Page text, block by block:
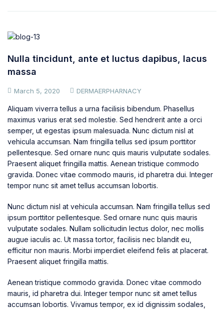
Nulla tincidunt, ante et luctus dapibus, lacus
massa
March 5, 2020 DERMAERPHARNACY
Aliquam viverra tellus a urna facilisis bibendum. Phasellus
maximus varius erat sed molestie. Sed hendrerit ante a orci
semper, ut egestas ipsum malesuada. Nunc dictum nisl at
vehicula accumsan. Nam fringilla tellus sed ipsum porttitor
pellentesque. Sed ornare nunc quis mauris vulputate sodales.
Praesent aliquet fringilla mattis. Aenean tristique commodo
gravida. Donec vitae commodo mauris, id pharetra dui. Integer
tempor nunc sit amet tellus accumsan lobortis.
Nunc dictum nisl at vehicula accumsan. Nam fringilla tellus sed
ipsum porttitor pellentesque. Sed ornare nunc quis mauris
vulputate sodales. Nullam sollicitudin lectus dolor, nec mollis
augue iaculis ac. Ut massa tortor, facilisis nec blandit eu,
efficitur non mauris. Morbi imperdiet eleifend felis at placerat.
Praesent aliquet fringilla mattis.
Aenean tristique commodo gravida. Donec vitae commodo
mauris, id pharetra dui. Integer tempor nunc sit amet tellus
accumsan lobortis. Vivamus tempor, ex id dignissim sodales,